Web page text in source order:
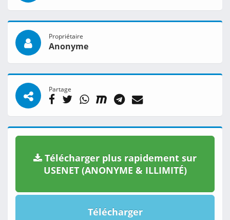
Propriétaire
Anonyme
Partage
Télécharger plus rapidement sur
USENET (ANONYME & ILLIMITÉ)
Télécharger